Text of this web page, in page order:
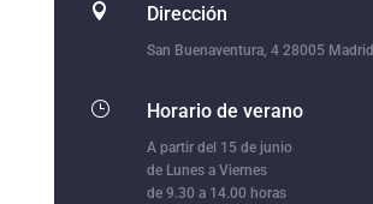
 Dirección
San Buenaventura, 4 28005 Madrid
} Horario de verano
A partir del 15 de junio
de Lunes a Viernes
de 9.30 a 14.00 horas